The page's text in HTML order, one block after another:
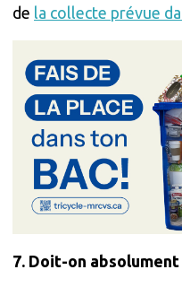
de la collecte prévue
7. Doit-on